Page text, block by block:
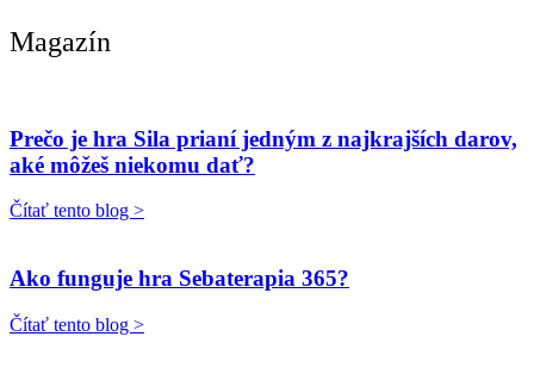
Magazín
Prečo je hra Sila prianí jedným z najkrajších darov,
aké môžeš niekomu dať?
Čítať tento blog >
Ako funguje hra Sebaterapia 365?
Čítať tento blog >